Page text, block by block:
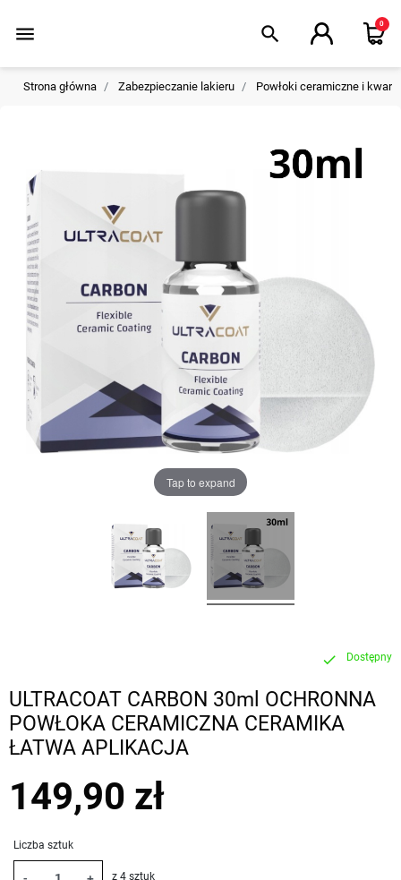
menu search 0
Strona główna Zabezpieczanie lakieru Powłoki ceramiczne i
Tap to expand
check Dostępny
ULTRACOAT CARBON 30ml OCHRONNA
POWŁOKA CERAMICZNA CERAMIKA
ŁATWA APLIKACJA
149,90 zł
Liczba sztuk
z 4 sztuk